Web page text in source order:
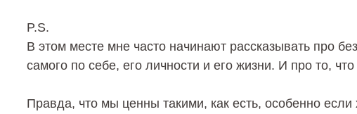
P.S.
В этом месте мне часто начинают рассказывать про
самого по себе, его личности и его жизни. И про то,
Правда, что мы ценны такими, как есть, особенно если